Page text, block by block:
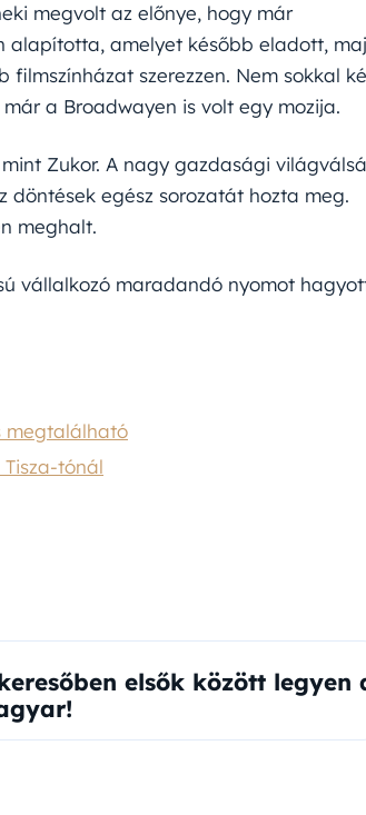
megvolt az előnye, hogy már
alapította, amelyet később eladott,
szerezzen. Nem sokkal
a Broadwayen is volt egy mozija.
Zukor. A nagy gazdasági
egész sorozatát hozta meg.
meghalt.
vállalkozó maradandó nyomot
megtalálható
tónál
elsők között legyen